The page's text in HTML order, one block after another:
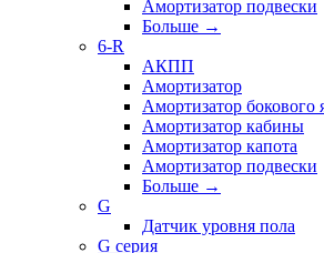
Амортизатор подвески
Больше →
6-R
АКПП
Амортизатор
Амортизатор бокового
Амортизатор кабины
Амортизатор капота
Амортизатор подвески
Больше →
G
Датчик уровня пола
G серия